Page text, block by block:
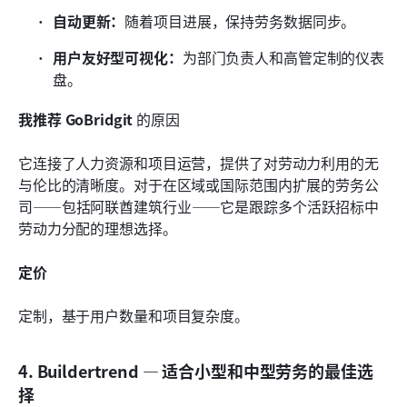
自动更新： 随着项目进展，保持劳务数据同步。
用户友好型可视化： 为部门负责人和高管定制的仪表
盘。
我推荐 GoBridgit 的原因
它连接了人力资源和项目运营，提供了对劳动力利用的无
与伦比的清晰度。对于在区域或国际范围内扩展的劳务公
司——包括阿联酋建筑行业——它是跟踪多个活跃招标中
劳动力分配的理想选择。
定价
定制，基于用户数量和项目复杂度。
4. Buildertrend — 适合小型和中型劳务的最佳选
择